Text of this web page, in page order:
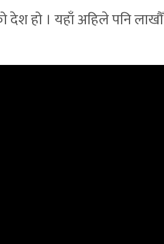
देश हो । यहाँ अहिले पनि लाखौँ